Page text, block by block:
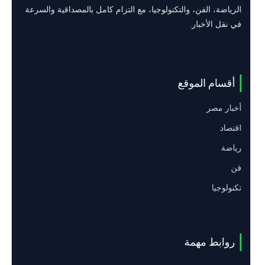
الرياضة، الفن، والتكنولوجيا، مع التزام كامل بالمصداقية والسرعة
في نقل الأخبار.
أقسام الموقع
أخبار مصر
اقتصاد
رياضة
فن
تكنولوجيا
روابط مهمة